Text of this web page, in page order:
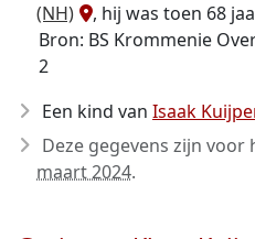
(NH)
, hij was toen 68
Bron: BS Krommenie
2
Een kind van Isaak
Deze gegevens zijn
maart 2024.